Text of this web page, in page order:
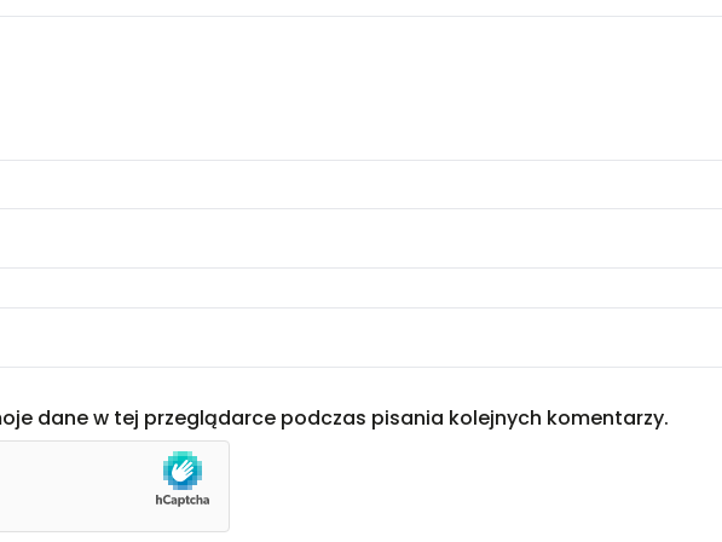
dane w tej przeglądarce podczas pisania kolejnych komentarzy.